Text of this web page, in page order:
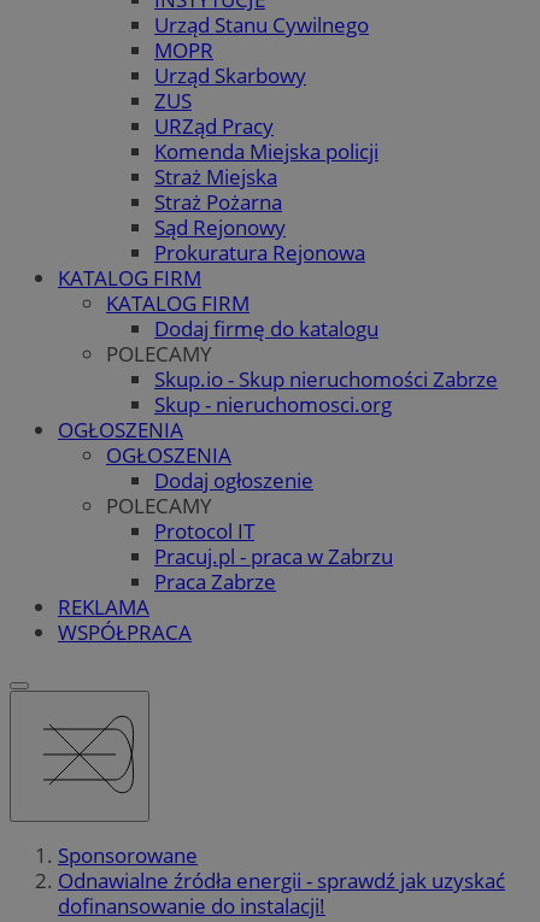
Urząd Stanu Cywilnego
MOPR
Urząd Skarbowy
ZUS
URZąd Pracy
Komenda Miejska policji
Straż Miejska
Straż Pożarna
Sąd Rejonowy
Prokuratura Rejonowa
KATALOG FIRM
KATALOG FIRM
Dodaj firmę do katalogu
POLECAMY
Skup.io - Skup nieruchomości Zabrze
Skup - nieruchomosci.org
OGŁOSZENIA
OGŁOSZENIA
Dodaj ogłoszenie
POLECAMY
Protocol IT
Pracuj.pl - praca w Zabrzu
Praca Zabrze
REKLAMA
WSPÓŁPRACA
Sponsorowane
Odnawialne źródła energii - sprawdź jak uzyskać
dofinansowanie do instalacji!